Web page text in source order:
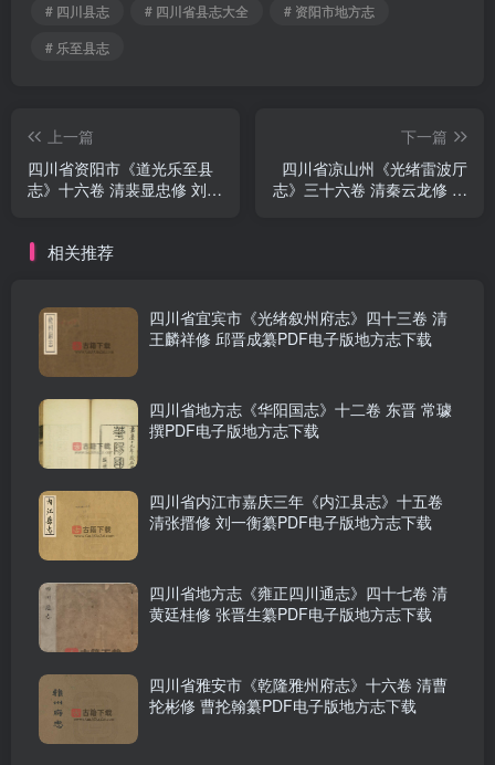
# 四川县志
# 四川省县志大全
# 资阳市地方志
# 乐至县志
上一篇
四川省资阳市《道光乐至县
志》十六卷 清裴显忠修 刘硕
下一篇
四川省凉山州《光绪雷波厅
志》三十六卷 清秦云龙修 万
相关推荐
四川省宜宾市《光绪叙州府志》四十三卷 清
王麟祥修 邱晋成纂PDF电子版地方志下载
四川省地方志《华阳国志》十二卷 东晋 常璩
撰PDF电子版地方志下载
四川省内江市嘉庆三年《内江县志》十五卷
清张搢修 刘一衡纂PDF电子版地方志下载
四川省地方志《雍正四川通志》四十七卷 清
黄廷桂修 张晋生纂PDF电子版地方志下载
四川省雅安市《乾隆雅州府志》十六卷 清曹
抡彬修 曹抡翰纂PDF电子版地方志下载